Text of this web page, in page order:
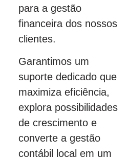
para a gestão
financeira dos nossos
clientes.
Garantimos um
suporte dedicado que
maximiza eficiência,
explora possibilidades
de crescimento e
converte a gestão
contábil local em um